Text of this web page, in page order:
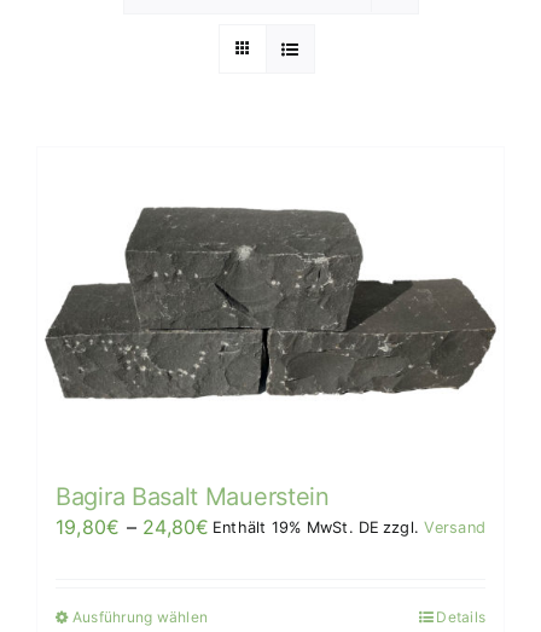
Bagira Basalt Mauerstein
19,80€ – 24,80€ Preisspanne:
Enthält 19% MwSt. DE zzgl.Versand
Ausführung wählen Details